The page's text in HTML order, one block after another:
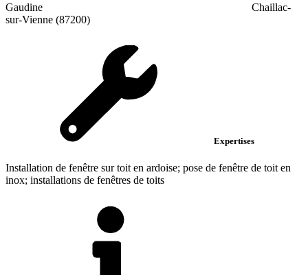
Gaudine
Chaillac-
sur-Vienne (87200)
Expertises
Installation de fenêtre sur toit en ardoise; pose de fenêtre de toit en
inox; installations de fenêtres de toits